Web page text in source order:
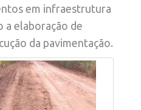
em infraestrutura
a elaboração de
da pavimentação.